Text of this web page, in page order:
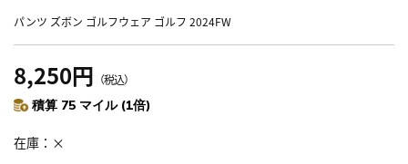
パンツ ズボン ゴルフウェア ゴルフ 2024FW
8,250円 （税込）
積算 75 マイル (1倍)
在庫 ×